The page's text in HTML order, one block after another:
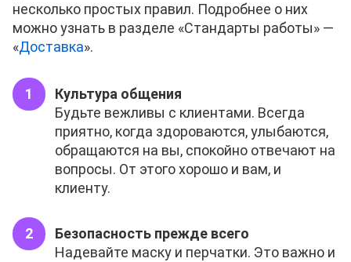
несколько простых правил. Подробнее о них
можно узнать в разделе «Стандарты работы» —
«Доставка».
Культура общения
Будьте вежливы с клиентами. Всегда
приятно, когда здороваются, улыбаются,
обращаются на вы, спокойно отвечают на
вопросы. От этого хорошо и вам, и
клиенту.
Безопасность прежде всего
Надевайте маску и перчатки. Это важно и